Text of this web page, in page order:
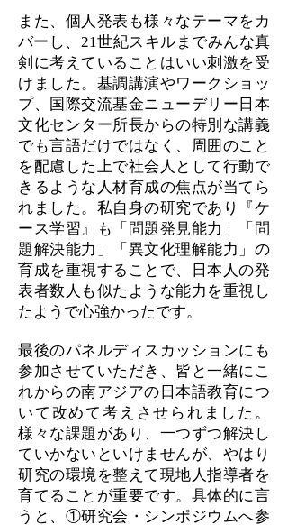
また、個人発表も様々なテーマをカ
バーし、21世紀スキルまでみんな真
剣に考えていることはいい刺激を受
けました。基調講演やワークショッ
プ、国際交流基金ニューデリー日本
文化センター所長からの特別な講義
でも言語だけではなく、周囲のこと
を配慮した上で社会人として行動で
きるような人材育成の焦点が当てら
れました。私自身の研究であり『ケ
ース学習』も「問題発見能力」「問
題解決能力」「異文化理解能力」の
育成を重視することで、日本人の発
表者数人も似たような能力を重視し
たようで心強かったです。
最後のパネルディスカッションにも
参加させていただき、皆と一緒にこ
れからの南アジアの日本語教育につ
いて改めて考えさせられました。
様々な課題があり、一つずつ解決し
ていかないといけませんが、やはり
研究の環境を整えて現地人指導者を
育てることが重要です。具体的に言
うと、①研究会・シンポジウムへ参